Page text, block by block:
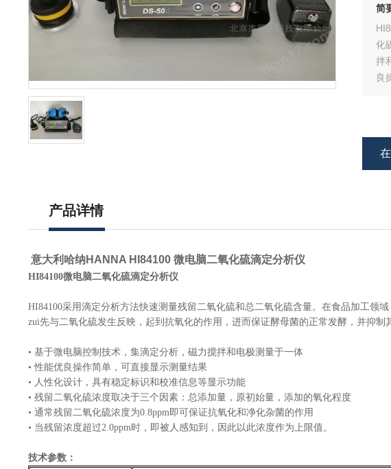
简
化
拌
良
产品详情
意大利哈纳HANNA HI84100 微电脑二氧化硫滴定分析仪
HI84100微电脑二氧化硫滴定分析仪
HI84100采用滴定分析方法快速测量残留二氧化硫和总二氧化硫含量。在食品加工领
zui先与二氧化硫发生反映，起到抗氧化的作用，进而保证酵母菌的正常发酵，并抑制
• 基于微电脑控制技术，集滴定分析，磁力搅拌和电极测量于一体
• 性能优良操作简单，可直接显示测量结果
• 人性化设计，具有稳定标识和校准信息等显示功能
• 残留二氧化硫浓度取决于三个因素：总添加量，原初始量，添加的氧化程度
• 通常残留二氧化硫浓度为0.8ppm即可保证抗氧化和净化杂菌的作用
• 当残留浓度超过2.0ppm时，即被人感知到，因此以此浓度作为上限值。
技术参数：